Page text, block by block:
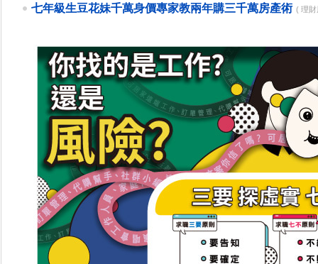
七年級生豆花妹千萬身價專家教兩年購三千萬房產術 ( 理